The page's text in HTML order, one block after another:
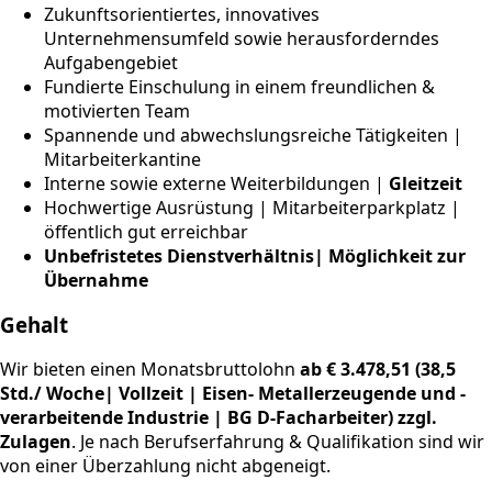
Zukunftsorientiertes, innovatives
Unternehmensumfeld sowie herausforderndes
Aufgabengebiet
Fundierte Einschulung in einem freundlichen &
motivierten Team
Spannende und abwechslungsreiche Tätigkeiten |
Mitarbeiterkantine
Interne sowie externe Weiterbildungen | Gleitzeit
Hochwertige Ausrüstung | Mitarbeiterparkplatz |
öffentlich gut erreichbar
Unbefristetes Dienstverhältnis| Möglichkeit zur
Übernahme
Gehalt
Wir bieten einen Monatsbruttolohn ab € 3.478,51 (38,5
Std./ Woche| Vollzeit | Eisen- Metallerzeugende und -
verarbeitende Industrie | BG D-Facharbeiter) zzgl.
Zulagen. Je nach Berufserfahrung & Qualifikation sind wir
von einer Überzahlung nicht abgeneigt.